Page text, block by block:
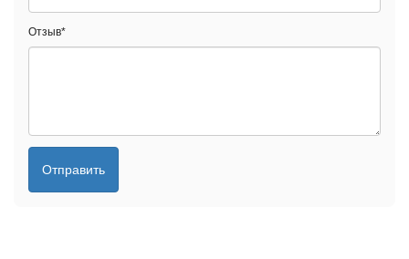
Отзыв*
Отправить